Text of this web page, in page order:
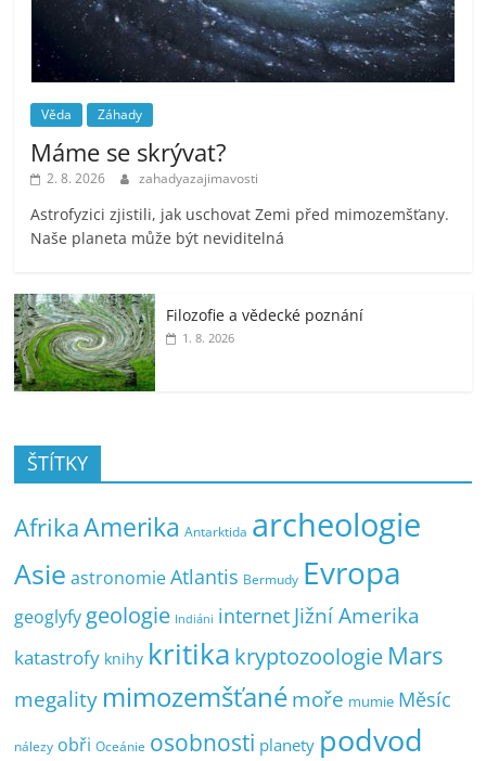
Věda Záhady
Máme se skrývat?
2. 8. 2026 zahadyazajimavosti
Astrofyzici zjistili, jak uschovat Zemi před mimozemšťany.
Naše planeta může být neviditelná
Filozofie a vědecké poznání
1. 8. 2026
ŠTÍTKY
AfrikaAmerika Antarktida archeologie
Asie astronomie Atlantis Bermudy Evropa
geoglyfy geologie Indiáni internet Jižní Amerika
katastrofy knihy kritika kryptozoologie Mars
megality mimozemšťanémoře mumie Měsíc
nálezy obři Oceánie osobnosti planety podvod